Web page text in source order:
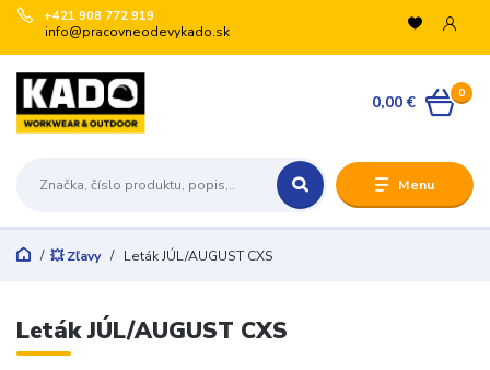
Menu
+421 908 772 919
info@pracovneodevykado.sk
0
0,00 €
💥 Zľavy Leták JÚL/AUGUST CXS
Leták JÚL/AUGUST CXS
VYUŽITE ZĽAVY
🏷️ -10 % pre registrovaných na vybrané značky
(ARTRA, ARDON, VM, BENNON, ATG, B-WELL, GIBLOR’S
🛒 Množstevné zľavy v košíku:
€200 → -5 %
€500 → -10 %
€1 000 → -15 %
Registrujte sa: